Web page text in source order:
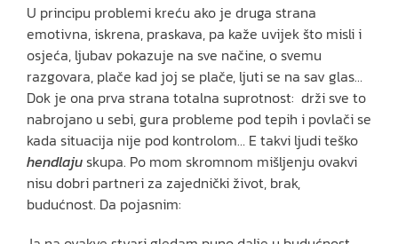
U principu problemi kreću ako je druga strana
emotivna, iskrena, praskava, pa kaže uvijek što misli i
osjeća, ljubav pokazuje na sve načine, o svemu
razgovara, plače kad joj se plače, ljuti se na sav glas…
Dok je ona prva strana totalna suprotnost: drži sve to
nabrojano u sebi, gura probleme pod tepih i povlači se
kada situacija nije pod kontrolom… E takvi ljudi teško
hendlajuskupa. Po mom skromnom mišljenju ovakvi
nisu dobri partneri za zajednički život, brak,
budućnost. Da pojasnim: